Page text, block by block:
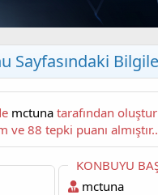
Sayfasındaki
mctuna tarafından
dek 8,422 kez görüntülenmiş, 157 yorum ve 88 tepki puanı
KONBUYU
mctuna